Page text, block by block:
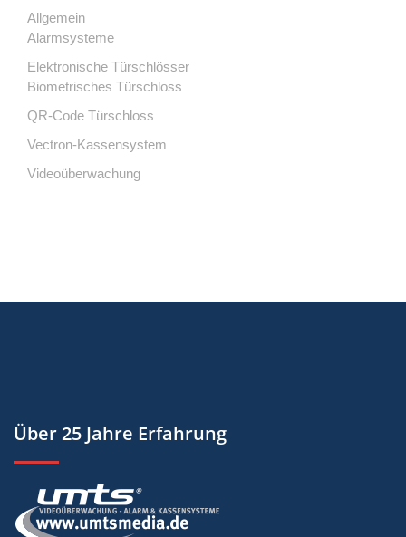
Allgemein
Alarmsysteme
Elektronische Türschlösser
Biometrisches Türschloss
QR-Code Türschloss
Vectron-Kassensystem
Videoüberwachung
Über 25 Jahre Erfahrung